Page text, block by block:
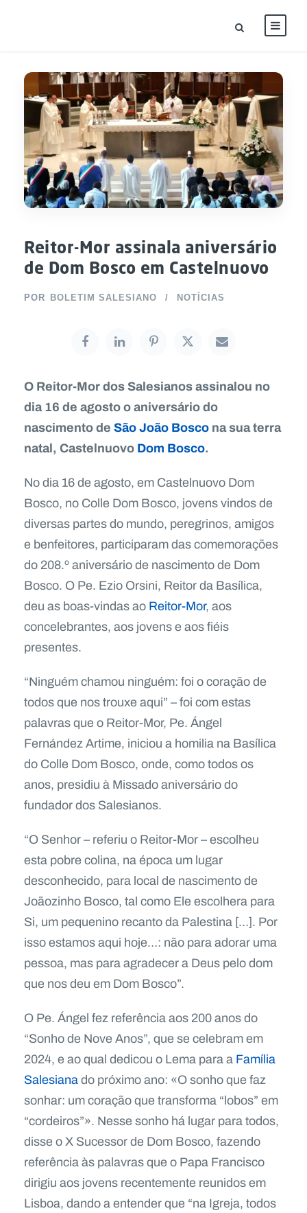
Reitor-Mor assinala aniversário
de Dom Bosco em Castelnuovo
POR BOLETIM SALESIANO NOTÍCIAS
O Reitor-Mor dos Salesianos assinalou no
dia 16 de agosto o aniversário do
nascimento deSão João Boscona sua terra
natal, CastelnuovoDom Bosco.
No dia 16 de agosto, em Castelnuovo Dom
Bosco, no Colle Dom Bosco, jovens vindos de
diversas partes do mundo, peregrinos, amigos
e benfeitores, participaram das comemorações
do 208.º aniversário de nascimento de Dom
Bosco. O Pe. Ezio Orsini, Reitor da Basílica,
deu as boas-vindas aoReitor-Mor, aos
concelebrantes, aos jovens e aos fiéis
presentes.
“Ninguém chamou ninguém: foi o coração de
todos que nos trouxe aqui” – foi com estas
palavras que o Reitor-Mor, Pe. Ángel
Fernández Artime, iniciou a homilia na Basílica
do Colle Dom Bosco, onde, como todos os
anos, presidiu à Missado aniversário do
fundador dos Salesianos.
“O Senhor – referiu o Reitor-Mor – escolheu
esta pobre colina, na época um lugar
desconhecido, para local de nascimento de
Joãozinho Bosco, tal como Ele escolhera para
Si, um pequenino recanto da Palestina […]. Por
isso estamos aqui hoje…: não para adorar uma
pessoa, mas para agradecer a Deus pelo dom
que nos deu em Dom Bosco”.
O Pe. Ángel fez referência aos 200 anos do
“Sonho de Nove Anos”, que se celebram em
2024, e ao qual dedicou o Lema para aFamília
Salesianado próximo ano: «O sonho que faz
sonhar: um coração que transforma “lobos” em
“cordeiros”». Nesse sonho há lugar para todos,
disse o X Sucessor de Dom Bosco, fazendo
referência às palavras que o Papa Francisco
dirigiu aos jovens recentemente reunidos em
Lisboa, dando a entender que “na Igreja, todos